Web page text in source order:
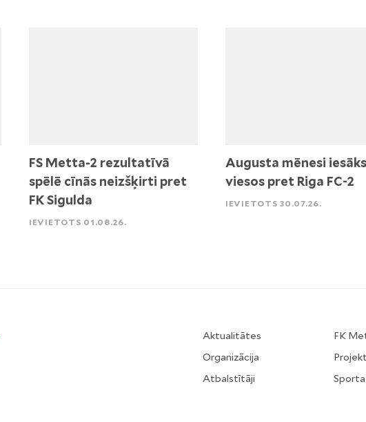
FS Metta-2 rezultatīvā
spēlē cīnās neizšķirti pret
FK Sigulda
IEVIETOTS 01.08.26.
Augusta mēnesi
viesos pret Riga FC-2
IEVIETOTS 30.07.26.
Aktualitātes
Organizācija
Atbalstītāji
FK